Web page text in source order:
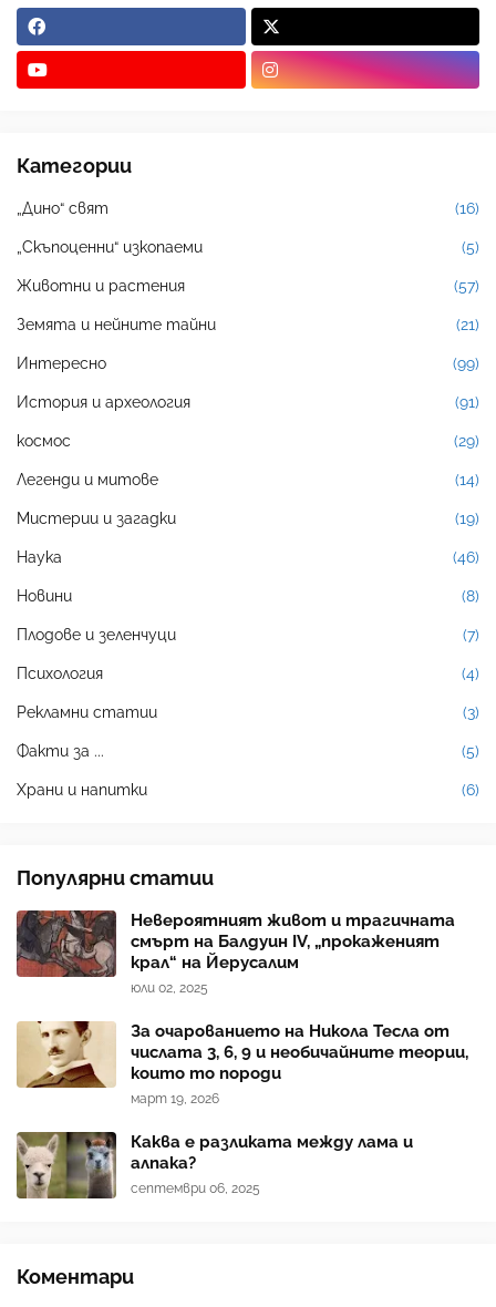
Категории
„Дино“ свят (16)
„Скъпоценни“ изкопаеми (5)
Животни и растения (57)
Земята и нейните тайни (21)
Интересно (99)
История и археология (91)
космос (29)
Легенди и митове (14)
Мистерии и загадки (19)
Наука (46)
Новини (8)
Плодове и зеленчуци (7)
Психология (4)
Рекламни статии (3)
Факти за ... (5)
Храни и напитки (6)
Популярни статии
Невероятният живот и трагичната
смърт на Балдуин IV, „прокаженият
крал“ на Йерусалим
юли 02, 2025
За очарованието на Никола Тесла от
числата 3, 6, 9 и необичайните теории,
които то породи
март 19, 2026
Каква е разликата между лама и
алпака?
септември 06, 2025
Коментари